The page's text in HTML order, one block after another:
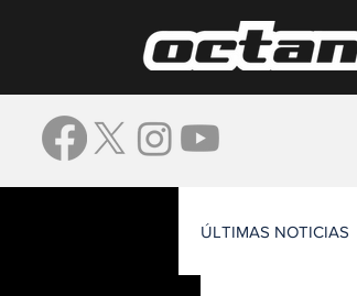
ÚLTIMAS NOTICIAS